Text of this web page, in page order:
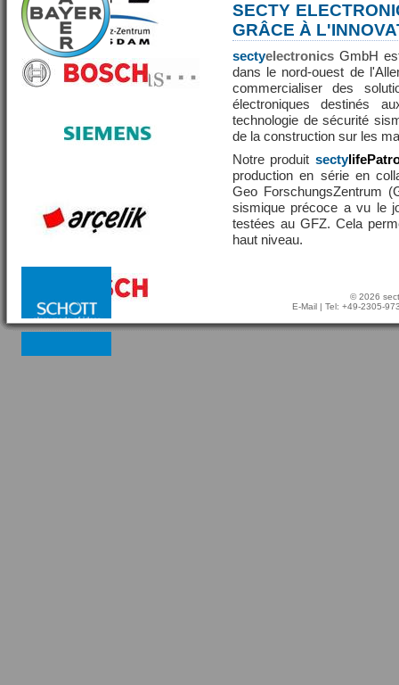
SECTY
GRÂCE À
sectyelectronics GmbH
dans le nord-ouest de
commercialiser des
électroniques destinés
technologie de sécurité
de la construction sur les
Notre produit secty
production en série en
Geo ForschungsZentrum
sismique précoce a vu le
testées au GFZ. Cela
haut niveau.
© 2026
E-Mail | Tel: +49-2305-